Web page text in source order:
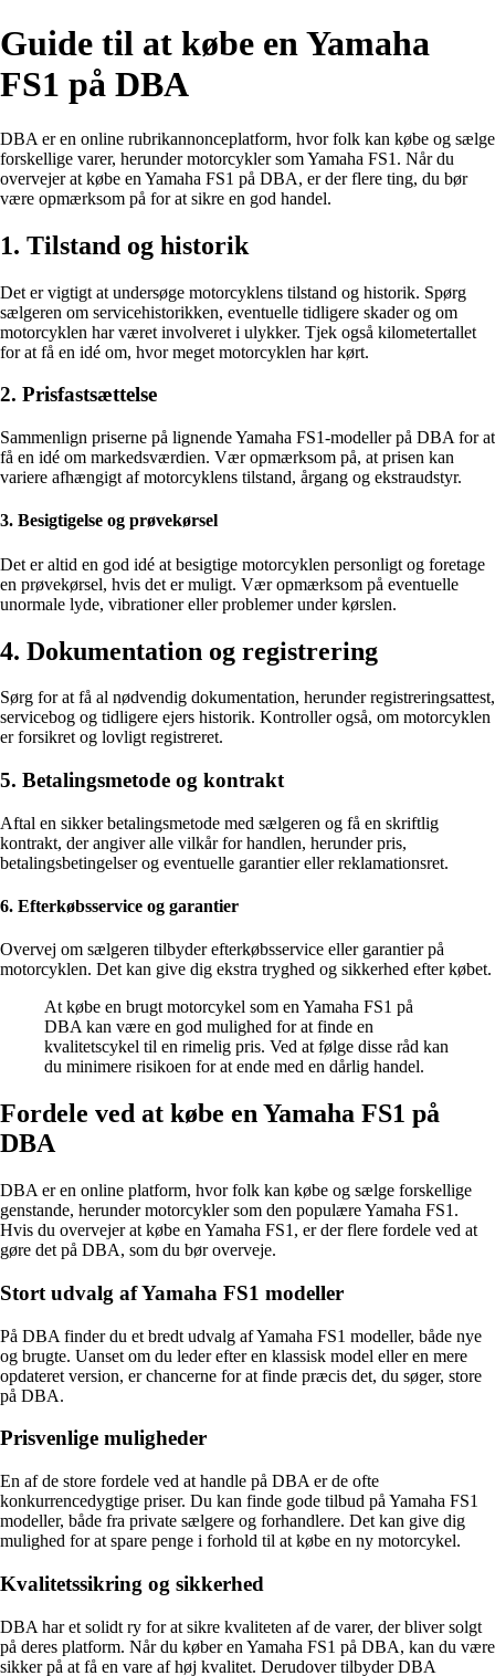
Guide til at købe en Yamaha
FS1 på DBA
DBA er en online rubrikannonceplatform, hvor folk kan købe og sælge
forskellige varer, herunder motorcykler som Yamaha FS1. Når du
overvejer at købe en Yamaha FS1 på DBA, er der flere ting, du bør
være opmærksom på for at sikre en god handel.
1. Tilstand og historik
Det er vigtigt at undersøge motorcyklens tilstand og historik. Spørg
sælgeren om servicehistorikken, eventuelle tidligere skader og om
motorcyklen har været involveret i ulykker. Tjek også kilometertallet
for at få en idé om, hvor meget motorcyklen har kørt.
2. Prisfastsættelse
Sammenlign priserne på lignende Yamaha FS1-modeller på DBA for at
få en idé om markedsværdien. Vær opmærksom på, at prisen kan
variere afhængigt af motorcyklens tilstand, årgang og ekstraudstyr.
3. Besigtigelse og prøvekørsel
Det er altid en god idé at besigtige motorcyklen personligt og foretage
en prøvekørsel, hvis det er muligt. Vær opmærksom på eventuelle
unormale lyde, vibrationer eller problemer under kørslen.
4. Dokumentation og registrering
Sørg for at få al nødvendig dokumentation, herunder registreringsattest,
servicebog og tidligere ejers historik. Kontroller også, om motorcyklen
er forsikret og lovligt registreret.
5. Betalingsmetode og kontrakt
Aftal en sikker betalingsmetode med sælgeren og få en skriftlig
kontrakt, der angiver alle vilkår for handlen, herunder pris,
betalingsbetingelser og eventuelle garantier eller reklamationsret.
6. Efterkøbsservice og garantier
Overvej om sælgeren tilbyder efterkøbsservice eller garantier på
motorcyklen. Det kan give dig ekstra tryghed og sikkerhed efter købet.
At købe en brugt motorcykel som en Yamaha FS1 på
DBA kan være en god mulighed for at finde en
kvalitetscykel til en rimelig pris. Ved at følge disse råd kan
du minimere risikoen for at ende med en dårlig handel.
Fordele ved at købe en Yamaha FS1 på
DBA
DBA er en online platform, hvor folk kan købe og sælge forskellige
genstande, herunder motorcykler som den populære Yamaha FS1.
Hvis du overvejer at købe en Yamaha FS1, er der flere fordele ved at
gøre det på DBA, som du bør overveje.
Stort udvalg af Yamaha FS1 modeller
På DBA finder du et bredt udvalg af Yamaha FS1 modeller, både nye
og brugte. Uanset om du leder efter en klassisk model eller en mere
opdateret version, er chancerne for at finde præcis det, du søger, store
på DBA.
Prisvenlige muligheder
En af de store fordele ved at handle på DBA er de ofte
konkurrencedygtige priser. Du kan finde gode tilbud på Yamaha FS1
modeller, både fra private sælgere og forhandlere. Det kan give dig
mulighed for at spare penge i forhold til at købe en ny motorcykel.
Kvalitetssikring og sikkerhed
DBA har et solidt ry for at sikre kvaliteten af de varer, der bliver solgt
på deres platform. Når du køber en Yamaha FS1 på DBA, kan du være
sikker på at få en vare af høj kvalitet. Derudover tilbyder DBA